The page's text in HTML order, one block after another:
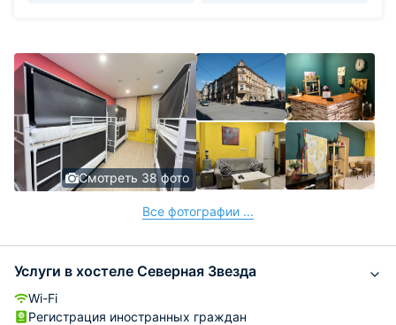
Смотреть 38 фото
Все фотографии ...
Услуги в хостеле Северная Звезда
Wi-Fi
Регистрация иностранных граждан